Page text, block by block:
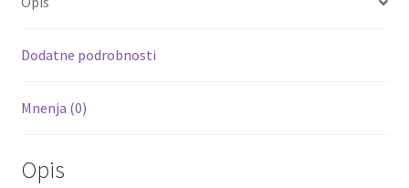
k
Dodatne podrobnosti
Mnenja (0)
Opis